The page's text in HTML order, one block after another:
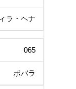
ラ・ヘナ
065
ボバラ